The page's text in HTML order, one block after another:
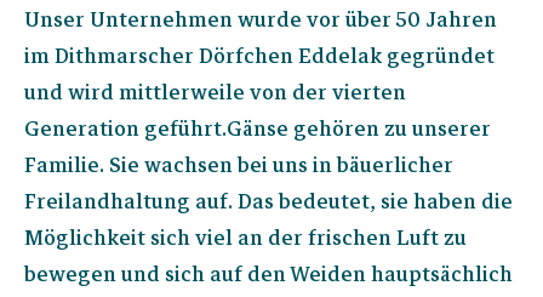
Unser Unternehmen wurde vor über 50 Jahren
im Dithmarscher Dörfchen Eddelak gegründet
und wird mittlerweile von der vierten
Generation geführt.Gänse gehören zu unserer
Familie. Sie wachsen bei uns in bäuerlicher
Freilandhaltung auf. Das bedeutet, sie haben die
Möglichkeit sich viel an der frischen Luft zu
bewegen und sich auf den Weiden hauptsächlich